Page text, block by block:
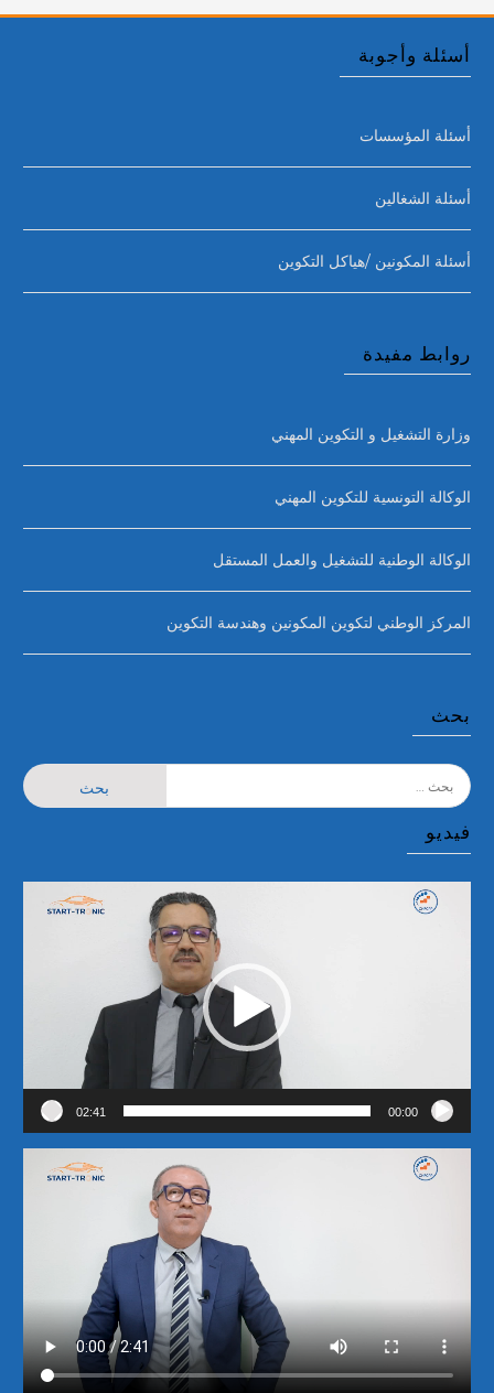
أسئلة وأجوبة
أسئلة المؤسسات
أسئلة الشغالين
أسئلة المكونين /هياكل التكوين
روابط مفيدة
وزارة التشغيل و التكوين المهني
الوكالة التونسية للتكوين المهني
الوكالة الوطنية للتشغيل والعمل المستقل
المركز الوطني لتكوين المكونين وهندسة التكوين
بحث
البحث
عن:
فيديو
مشغل
00:00
02:41